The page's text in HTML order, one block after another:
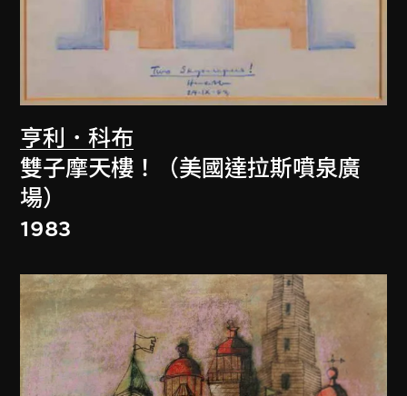
亨利．科布
雙子摩天樓！（美國達拉斯噴泉廣
場）
1983